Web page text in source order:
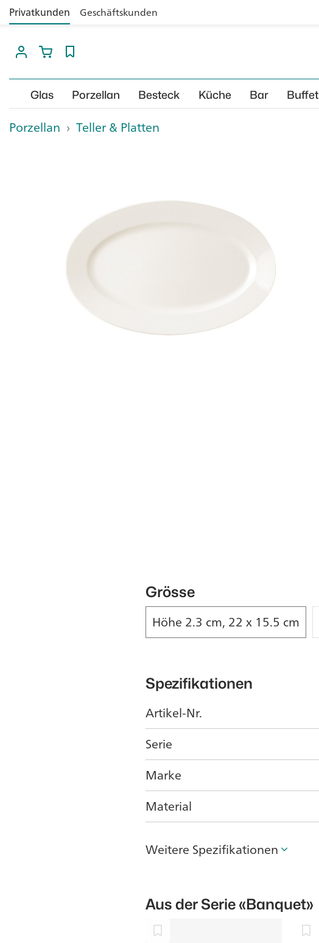
Privatkunden Geschäftskunden
Glas Porzellan Besteck Küche Bar Buffet
Porzellan › Teller & Platten
Grösse
Höhe 2.3 cm, 22 x 15.5 cm
Spezifikationen
Artikel-Nr.
Serie
Marke
Material
Weitere Spezifikationen
Aus der Serie«Banquet»